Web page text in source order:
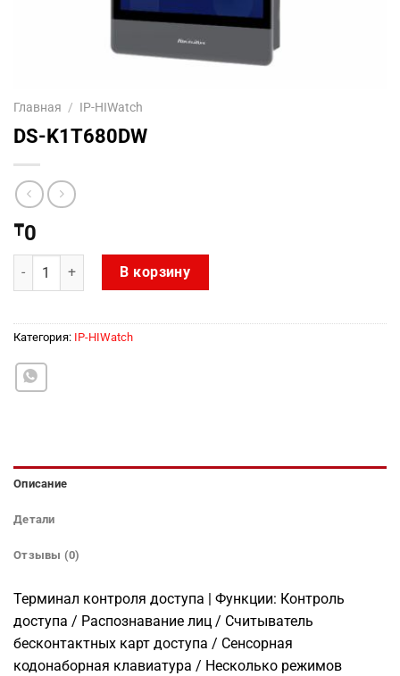
Главная / IP-HIWatch
DS-K1T680DW
₸0
Количество товара DS-K1T680DW
В корзину
Категория: IP-HIWatch
Описание
Детали
Отзывы (0)
Терминал контроля доступа | Функции: Контроль
доступа / Распознавание лиц / Считыватель
бесконтактных карт доступа / Сенсорная
кодонаборная клавиатура / Несколько режимов